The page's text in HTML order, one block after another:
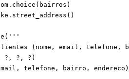
(nome, email, telefone,
?, ?, ?)
telefone, bairro,